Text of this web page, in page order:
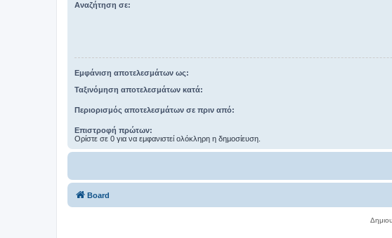
Αναζήτηση σε:
Εμφάνιση αποτελεσμάτων ως:
Ταξινόμηση αποτελεσμάτων κατά:
Περιορισμός αποτελεσμάτων σε πριν από:
Επιστροφή πρώτων:
Ορίστε σε 0 για να εμφανιστεί ολόκληρη η δημοσίευση.
Board